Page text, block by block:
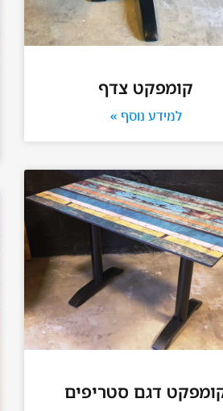
קומפקט צדף
למידע נוסף »
דגם סטריפים